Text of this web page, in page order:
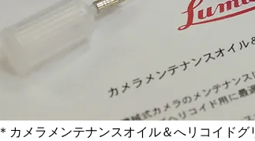
＊カメラメンテナンスオイル＆へリコイド